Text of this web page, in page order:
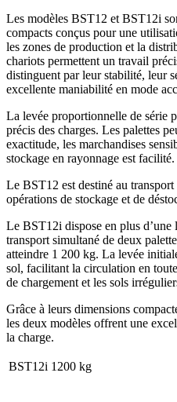
Les modèles BST12 et BST12i
compacts conçus pour une
les zones de production et la
chariots permettent un travail
distinguent par leur stabilité, leur
excellente maniabilité en mode
La levée proportionnelle de série
précis des charges. Les palettes
exactitude, les marchandises
stockage en rayonnage est facilité.
Le BST12 est destiné au
opérations de stockage et de
Le BST12i dispose en plus d’une
transport simultané de deux
atteindre 1 200 kg. La levée
sol, facilitant la circulation en
de chargement et les sols
Grâce à leurs dimensions
les deux modèles offrent une
la charge.
BST12i 1200 kg